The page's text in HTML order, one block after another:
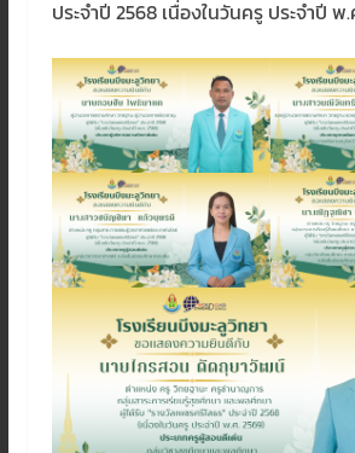
ประจำปี 2568 เนื่องในวันครู ประจำปี พ